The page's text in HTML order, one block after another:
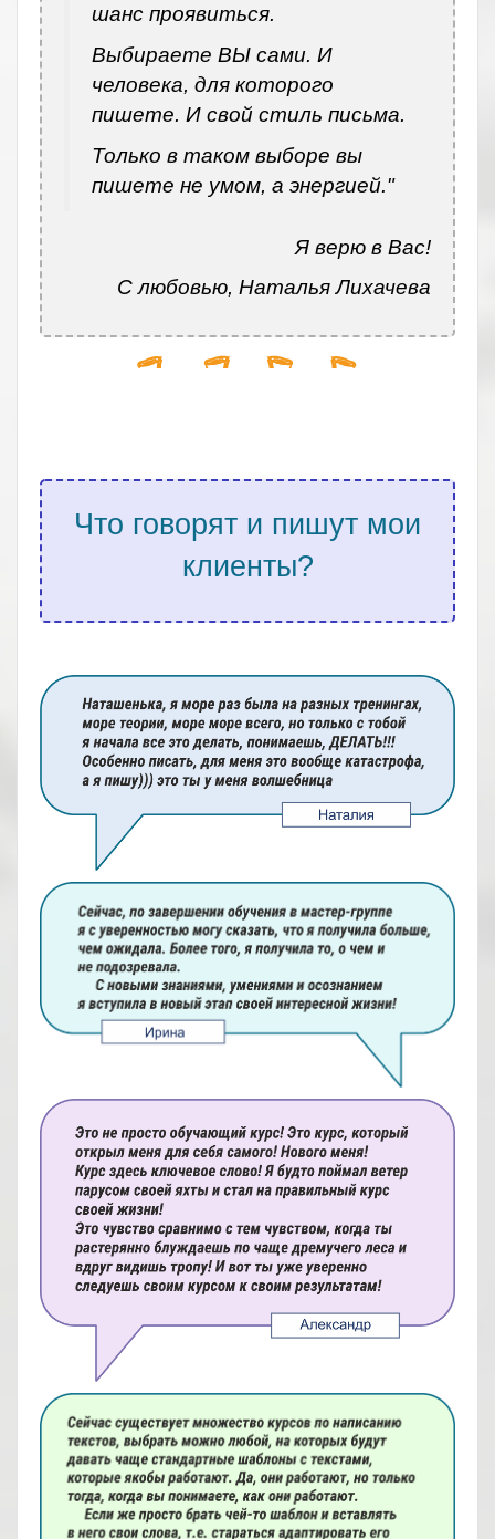
шанс проявиться.
Выбираете ВЫ сами. И
человека, для которого
пишете. И свой стиль письма.
Только в таком выборе вы
пишете не умом, а энергией."
Я верю в Вас!
С любовью, Наталья Лихачева
Что говорят и пишут мои
клиенты?